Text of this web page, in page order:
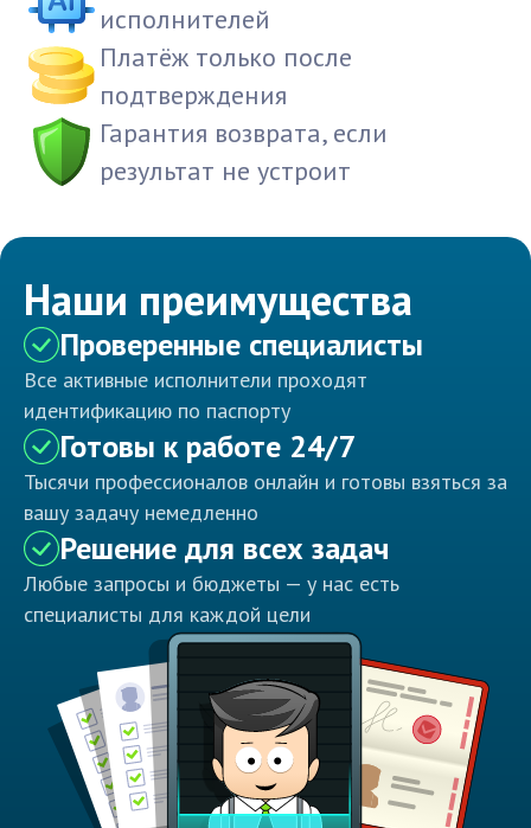
исполнителей
Платёж только после
подтверждения
Гарантия возврата, если
результат не устроит
Наши преимущества
Проверенные специалисты
Все активные исполнители проходят
идентификацию по паспорту
Готовы к работе 24/7
Тысячи профессионалов онлайн и готовы взяться за
вашу задачу немедленно
Решение для всех задач
Любые запросы и бюджеты — у нас есть
специалисты для каждой цели